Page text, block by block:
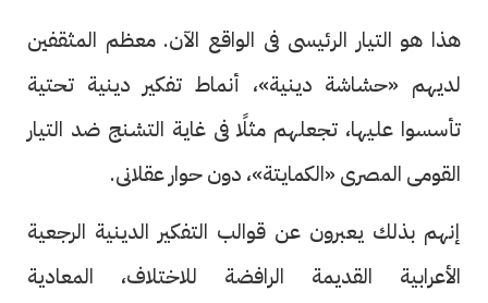
هذا هو التيار الرئيسى فى الواقع الآن. معظم المثقفين
لديهم «حشاشة دينية»، أنماط تفكير دينية تحتية
تأسسوا عليها، تجعلهم مثلًا فى غاية التشنج ضد التيار
القومى المصرى «الكمايتة»، دون حوار عقلانى.
إنهم بذلك يعبرون عن قوالب التفكير الدينية الرجعية
الأعرابية القديمة الرافضة للاختلاف، المعادية